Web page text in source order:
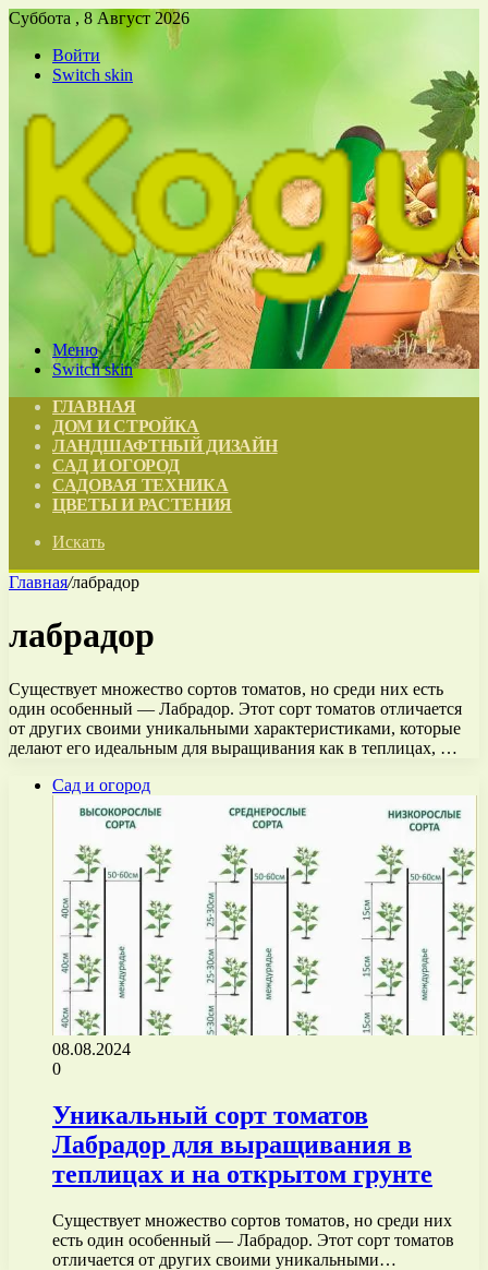
Суббота , 8 Август 2026
Войти
Switch skin
Меню
Switch skin
ГЛАВНАЯ
ДОМ И СТРОЙКА
ЛАНДШАФТНЫЙ ДИЗАЙН
САД И ОГОРОД
САДОВАЯ ТЕХНИКА
ЦВЕТЫ И РАСТЕНИЯ
Искать
Главная/лабрадор
лабрадор
Существует множество сортов томатов, но среди них есть
один особенный — Лабрадор. Этот сорт томатов отличается
от других своими уникальными характеристиками, которые
делают его идеальным для выращивания как в теплицах, …
Сад и огород
08.08.2024
0
Уникальный сорт томатов
Лабрадор для выращивания в
теплицах и на открытом грунте
Существует множество сортов томатов, но среди них
есть один особенный — Лабрадор. Этот сорт томатов
отличается от других своими уникальными…